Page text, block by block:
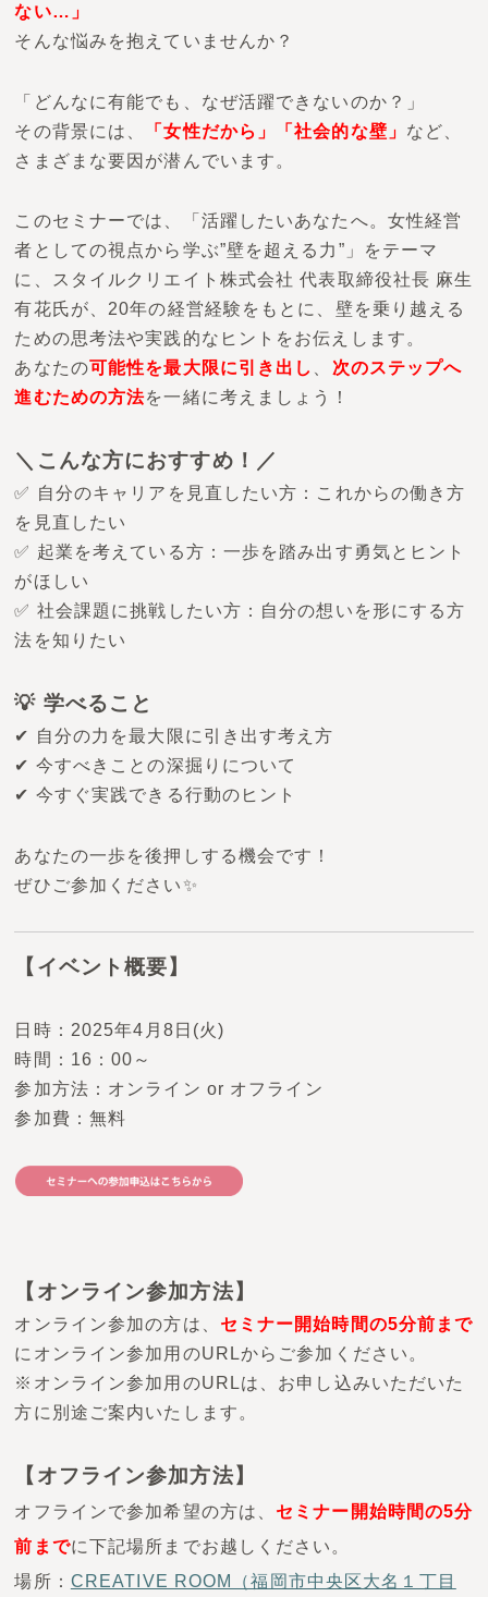
ない…」
そんな悩みを抱えていませんか？
「どんなに有能でも、なぜ活躍できないのか？」
その背景には、
「女性だから」「社会的な壁」 など、
さまざまな要因が潜んでいます。
このセミナーでは、「活躍したいあなたへ。女性経営
者としての視点から学ぶ”壁を超える力”」をテーマ
に、スタイルクリエイト株式会社 代表取締役社長 麻生
有花氏が、20年の経営経験をもとに、壁を乗り越える
ための思考法や実践的なヒントをお伝えします。
あなたの可能性を最大限に引き出し 、 次のステップへ
進むための方法を一緒に考えましょう！
＼こんな方におすすめ！／
✅ 自分のキャリアを見直したい方：これからの働き方
を見直したい
✅ 起業を考えている方：一歩を踏み出す勇気とヒント
がほしい
✅ 社会課題に挑戦したい方：自分の想いを形にする方
法を知りたい
💡 学べること
✔ 自分の力を最大限に引き出す考え方
✔ 今すべきことの深掘りについて
✔ 今すぐ実践できる行動のヒント
あなたの一歩を後押しする機会です！
ぜひご参加ください✨
【イベント概要】
日時：2025年4月8日(火)
時間：16：00～
参加方法：オンライン or オフライン
参加費：無料
【オンライン参加方法】
オンライン参加の方は、 セミナー開始時間の5分前まで
にオンライン参加用のURLからご参加ください。
※オンライン参加用のURLは、お申し込みいただいた
方に別途ご案内いたします。
【オフライン参加方法】
オフラインで参加希望の方は、 セミナー開始時間の5分
前までに下記場所までお越しください。
場所： CREATIVE ROOM（福岡市中央区大名１丁目